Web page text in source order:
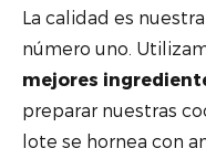
La calidad es
número uno.
mejores
preparar nuestras
lote se hornea con